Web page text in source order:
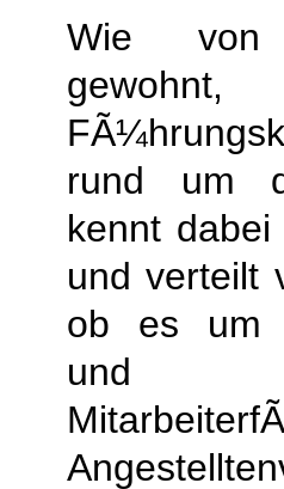
Wie von
rund um
kennt
und verteilt
ob es um
und